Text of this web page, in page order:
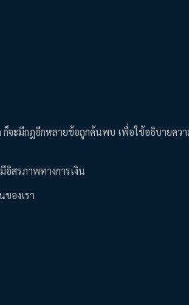
จะมีกฎอีกหลายข้อถูกค้นพบ เพื่อใช้อธิบายคว
อิสรภาพทางการเงิน
องเรา